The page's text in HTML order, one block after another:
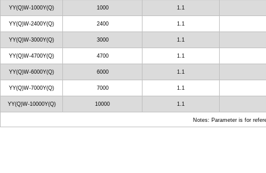
YY(Q)W-1000Y(Q) 1000 1.1
YY(Q)W-2400Y(Q) 2400 1.1
YY(Q)W-3000Y(Q) 3000 1.1
YY(Q)W-4700Y(Q) 4700 1.1
YY(Q)W-6000Y(Q) 6000 1.1
YY(Q)W-7000Y(Q) 7000 1.1
YY(Q)W-10000Y(Q) 10000 1.1
Notes: Parameter is for